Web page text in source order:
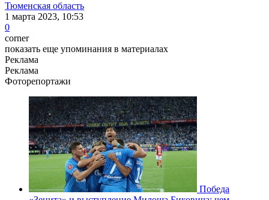
Тюменская область
1 марта 2023, 10:53
0
corner
показать еще упоминания в материалах
Реклама
Реклама
Фоторепортажи
Победа